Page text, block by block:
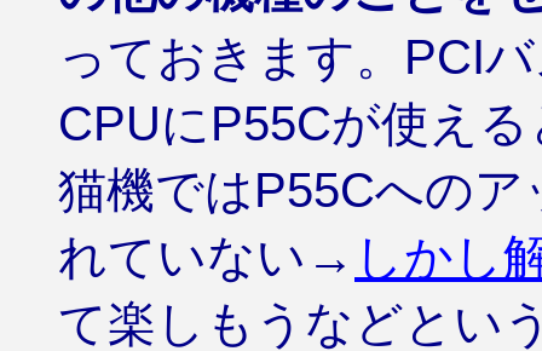
っておきます。PCI
CPUにP55Cが使え
猫機ではP55Cへの
れていない→ しかし
て楽しもうなどとい